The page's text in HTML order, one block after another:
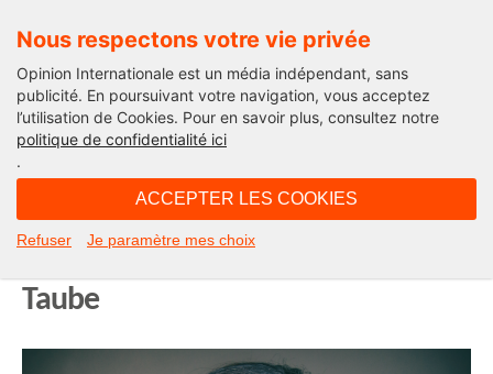
Nous respectons votre vie privée
Opinion Internationale est un média indépendant, sans
publicité. En poursuivant votre navigation, vous acceptez
l’utilisation de Cookies. Pour en savoir plus, consultez notre
politique de confidentialité ici
.
ACCEPTER LES COOKIES
Refuser Je paramètre mes choix
Opinion Outre-Mer
Covid-19, n’oublions pas Saint-
Taube